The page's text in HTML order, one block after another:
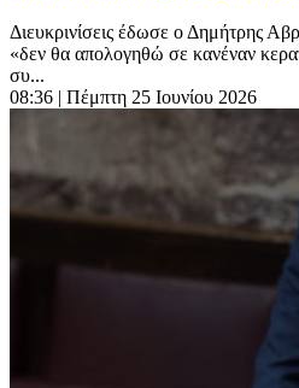
Διευκρινίσεις έδωσε ο Δημήτρης
«δεν θα απολογηθώ σε κανέναν
συ...
08:36 | Πέμπτη 25 Ιουνίου 2026